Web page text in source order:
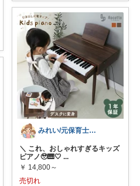
みれい/元保育士ママ👶神育児アイテム
＼ これ、おしゃれすぎるキッズ
ピアノ🥹🎹🤍 ...
￥ 14,800～
売切れ